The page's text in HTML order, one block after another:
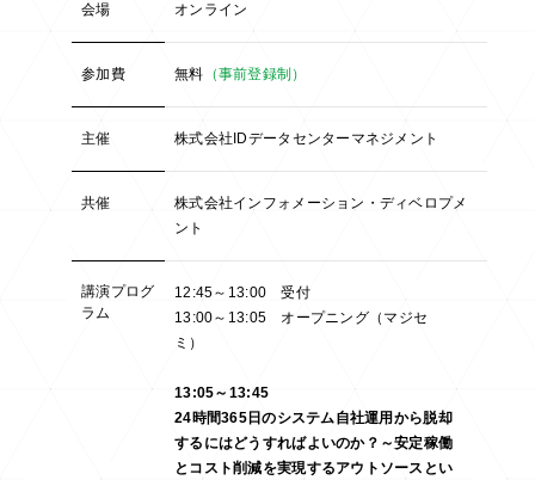
会場 オンライン
参加費 無料 （事前登録制）
主催 株式会社IDデータセンターマネジメント
共催
株式会社インフォメーション・ディベロプメ
ント
講演プログ
ラム
12:45～13:00 受付
13:00～13:05 オープニング（マジセ
ミ）
13:05～13:45
24時間365日のシステム自社運用から脱却
するにはどうすればよいのか？～安定稼働
とコスト削減を実現するアウトソースとい